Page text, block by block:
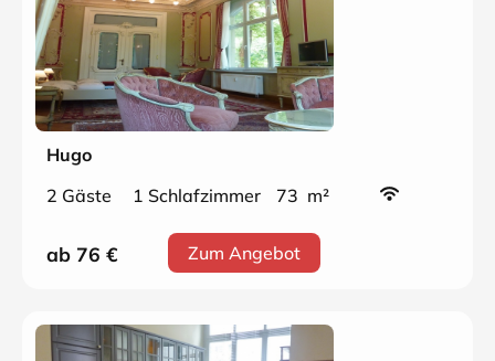
Hugo
2 Gäste
1 Schlafzimmer 73 m²
ab 76 € Zum Angebot